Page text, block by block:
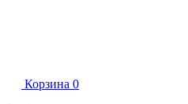
Корзина 0